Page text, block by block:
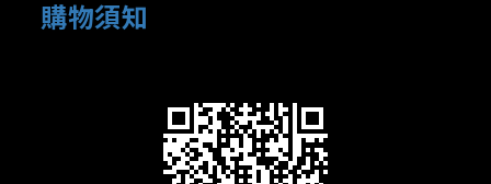
購物須知